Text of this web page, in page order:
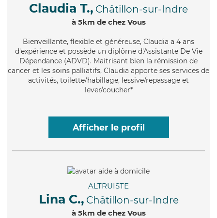
Claudia T., Châtillon-sur-Indre
à 5km de chez Vous
Bienveillante, flexible et généreuse, Claudia a 4 ans
d'expérience et possède un diplôme d'Assistante De Vie
Dépendance (ADVD). Maitrisant bien la rémission de
cancer et les soins palliatifs, Claudia apporte ses services de
activités, toilette/habillage, lessive/repassage et
lever/coucher*
Afficher le profil
ALTRUISTE
Lina C., Châtillon-sur-Indre
à 5km de chez Vous